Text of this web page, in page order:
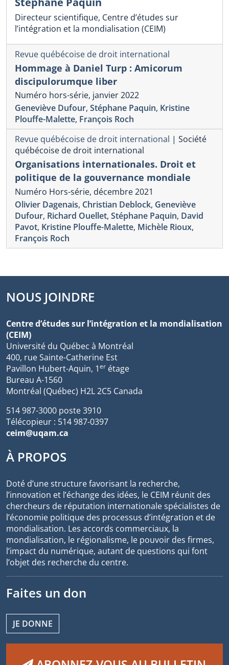
Directeur scientifique, Centre d’études sur
l’intégration et la mondialisation (CEIM)
Revue québécoise de droit international
Hommage à Daniel Turp : Amicorum
discipulorumque liber
Numéro hors-série, janvier 2022
Geneviève Dufour, Stéphane Paquin, Kristine
Plouffe-Malette, François Roch
Revue québécoise de droit international | Société
québécoise de droit international
Organisations internationales. Droit et
politique de la gouvernance mondiale
Numéro Hors-série, décembre 2021
Olivier Dagenais, Christian Deblock, Geneviève
Dufour, Richard Ouellet, Stéphane Paquin, David
Pavot, Kristine Plouffe-Malette, Michèle Rioux,
François Roch
NOUS JOINDRE
Centre d’études sur l’intégration et la mondialisation
(CEIM)
Université du Québec à Montréal
400, rue Sainte-Catherine Est
Pavillon Hubert-Aquin, 1er étage
Bureau A-1560
Montréal (Québec) H2L 2C5 Canada
514 987-3000 poste 3910
Télécopieur : 514 987-0397
ceim@uqam.ca
À PROPOS
Doté d’une structure favorisant la recherche,
l’innovation et l’échange des idées, le CEIM réunit des
chercheurs de réputation internationale spécialistes de
l’économie politique des processus d’intégration et de
mondialisation. Les accords commerciaux, la
mondialisation, le régionalisme, le pouvoir des firmes,
l’impact du numérique, autant de questions qui font
l’objet des recherche du centre.
Faites un don
JE DONNE